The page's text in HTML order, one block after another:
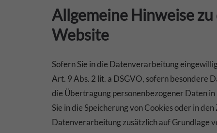
Allgemeine Hinweise
Website
Sofern Sie in die Datenverarbeitung
Art. 9 Abs. 2 lit. a DSGVO, sofern besondere
die Übertragung personenbezogener Daten
Sie in die Speicherung von Cookies oder in
Datenverarbeitung zusätzlich auf Grundlage